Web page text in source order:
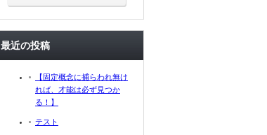
最近の投稿
【固定概念に捕らわれ無け
れば、才能は必ず見つか
る！】
テスト